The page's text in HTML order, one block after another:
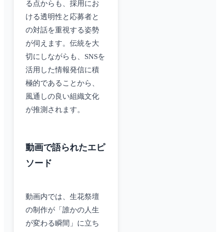
る点からも、採用にお
ける透明性と応募者と
の対話を重視する姿勢
が伺えます。伝統を大
切にしながらも、SNSを
活用した情報発信に積
極的であることから、
風通しの良い組織文化
が推測されます。
動画で語られたエピ
ソード
動画内では、生花祭壇
の制作が「誰かの人生
が変わる瞬間」に立ち